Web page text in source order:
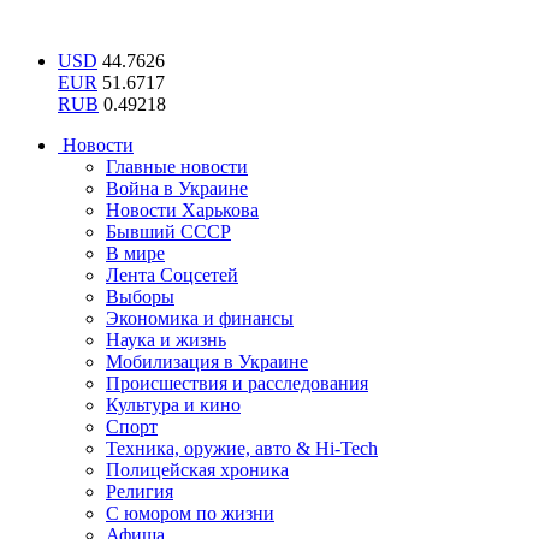
USD 44.7626
EUR 51.6717
RUB 0.49218
Новости
Главные новости
Война в Украине
Новости Харькова
Бывший СССР
В мире
Лента Соцсетей
Выборы
Экономика и финансы
Наука и жизнь
Мобилизация в Украине
Происшествия и расследования
Культура и кино
Спорт
Техника, оружие, авто & Hi-Tech
Полицейская хроника
Религия
С юмором по жизни
Афиша